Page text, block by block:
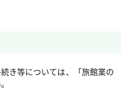
き等については、「旅館業の